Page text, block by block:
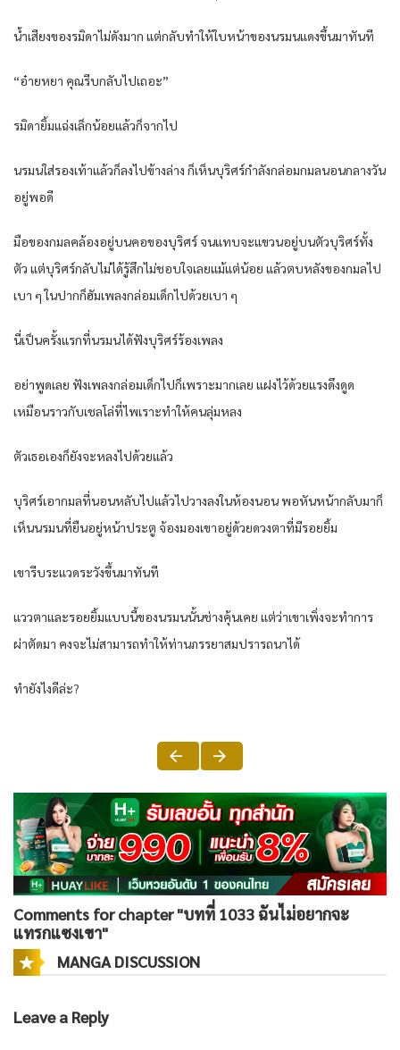
น้ำเสียงของรมิดาไม่ดังมาก แต่กลับทำให้ใบหน้าของนรมนแดงขึ้นมาทันที
“อ๋ายหยา คุณรีบกลับไปเถอะ”
รมิดายิ้มแฉ่งเล็กน้อยแล้วก็จากไป
นรมนใส่รองเท้าแล้วก็ลงไปข้างล่าง ก็เห็นบุริศร์กำลังกล่อมกมลนอนกลางวัน
อยู่พอดี
มือของกมลคล้องอยู่บนคอของบุริศร์ จนแทบจะแขวนอยู่บนตัวบุริศร์ทั้ง
ตัว แต่บุริศร์กลับไม่ได้รู้สึกไม่ชอบใจเลยแม้แต่น้อย แล้วตบหลังของกมลไป
เบา ๆ ในปากก็ฮัมเพลงกล่อมเด็กไปด้วยเบา ๆ
นี่เป็นครั้งแรกที่นรมนได้ฟังบุริศร์ร้องเพลง
อย่าพูดเลย ฟังเพลงกล่อมเด็กไปก็เพราะมากเลย แฝงไว้ด้วยแรงดึงดูด
เหมือนราวกับเชลโล่ที่ไพเราะทำให้คนลุ่มหลง
ตัวเธอเองก็ยังจะหลงไปด้วยแล้ว
บุริศร์เอากมลที่นอนหลับไปแล้วไปวางลงในห้องนอน พอหันหน้ากลับมาก็
เห็นนรมนที่ยืนอยู่หน้าประตู จ้องมองเขาอยู่ด้วยดวงตาที่มีรอยยิ้ม
เขารีบระแวดระวังขึ้นมาทันที
แววตาและรอยยิ้มแบบนี้ของนรมนนั้นช่างคุ้นเคย แต่ว่าเขาเพิ่งจะทำการ
ผ่าตัดมา คงจะไม่สามารถทำให้ท่านภรรยาสมปรารถนาได้
ทำยังไงดีล่ะ?
Comments for chapter "บทที่ 1033 ฉันไม่อยากจะ
แทรกแซงเขา"
MANGA DISCUSSION
Leave a Reply